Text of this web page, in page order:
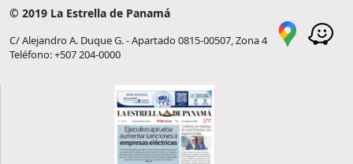
© 2019 La Estrella de Panamá
C/ Alejandro A. Duque G. - Apartado 0815-00507, Zona 4
Teléfono: +507 204-0000